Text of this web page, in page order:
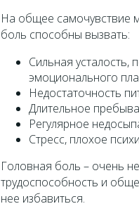
На общее самочувствие
боль способны вызвать:
Сильная усталость,
эмоционального
Недостаточность
Длительное
Регулярное
Стресс, плохое
Головная боль – очень
трудоспособность и
нее избавиться.